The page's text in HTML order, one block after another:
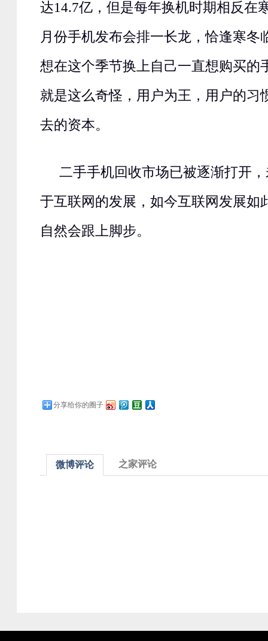
达14.7亿，但是每年换机时期相反在
月份手机发布会排一长龙，恰逢寒冬
想在这个季节换上自己一直想购买的
就是这么奇怪，用户为王，用户的习
去的资本。
二手手机回收市场已被逐渐打开
于互联网的发展，如今互联网发展如
自然会跟上脚步。
分享给你的圈子
微博评论 之家评论